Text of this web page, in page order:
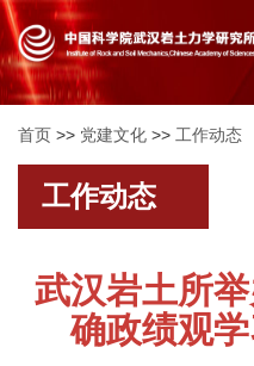
首页 >> 党建文化 >> 工作动态
工作动态
武汉岩土所
确政绩观